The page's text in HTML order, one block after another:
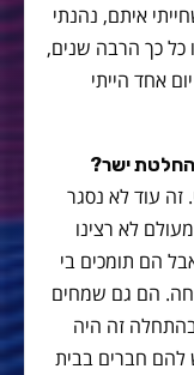
איתם, נהנתי
כל כך הרבה שנים,
אחד הייתי
ישר?
זה עוד לא נסגר
לא רצינו
הם תומכים בי
הם גם שמחים
זה היה
להם חברים בבית